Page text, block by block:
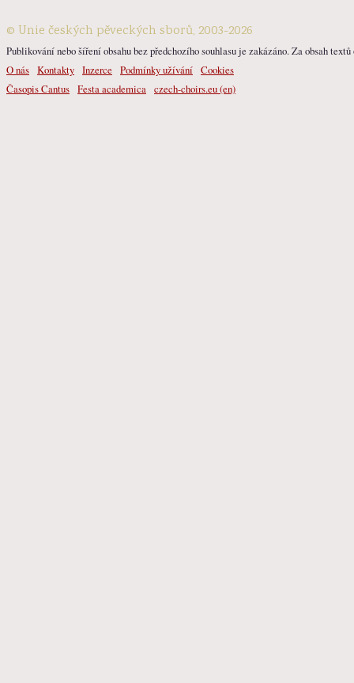
© Unie českých pěveckých sborů, 2003-2026
Publikování nebo šíření obsahu bez předchozího souhlasu je zakázáno. Za obsah
O nás Kontakty Inzerce Podmínky užívání Cookies
Časopis Cantus Festa academica czech-choirs.eu (en)